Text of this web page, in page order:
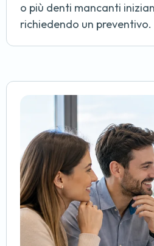
o più denti mancanti
richiedendo un